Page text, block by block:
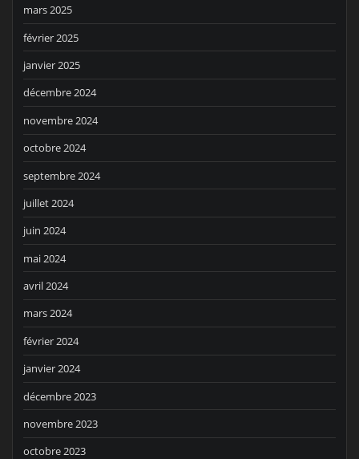
mars 2025
février 2025
janvier 2025
décembre 2024
novembre 2024
octobre 2024
septembre 2024
juillet 2024
juin 2024
mai 2024
avril 2024
mars 2024
février 2024
janvier 2024
décembre 2023
novembre 2023
octobre 2023